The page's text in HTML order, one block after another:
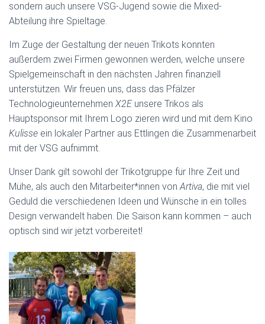
sondern auch unsere VSG-Jugend sowie die Mixed-
Abteilung ihre Spieltage.
Im Zuge der Gestaltung der neuen Trikots konnten
außerdem zwei Firmen gewonnen werden, welche unsere
Spielgemeinschaft in den nächsten Jahren finanziell
unterstützen. Wir freuen uns, dass das Pfälzer
Technologieunternehmen X2Eunsere Trikos als
Hauptsponsor mit Ihrem Logo zieren wird und mit dem Kino
Kulisse ein lokaler Partner aus Ettlingen die Zusammenarbeit
mit der VSG aufnimmt.
Unser Dank gilt sowohl der Trikotgruppe für Ihre Zeit und
Mühe, als auch den Mitarbeiter*innen vonArtiva, die mit viel
Geduld die verschiedenen Ideen und Wünsche in ein tolles
Design verwandelt haben. Die Saison kann kommen – auch
optisch sind wir jetzt vorbereitet!